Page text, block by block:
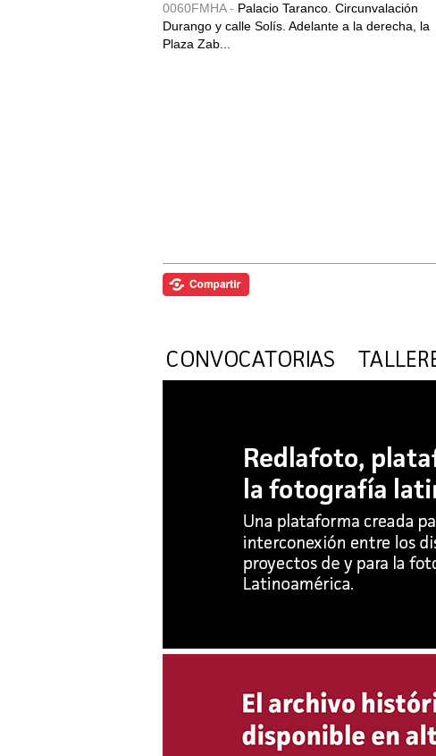
0060FMHA - Palacio Taranco. Circunvalación
Durango y calle Solís. Adelante a la derecha, la
Plaza Zab...